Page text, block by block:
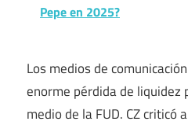
Pepe en 2025?
Los medios de
enorme pérdida de liquidez
medio de la FUD. CZ criticó